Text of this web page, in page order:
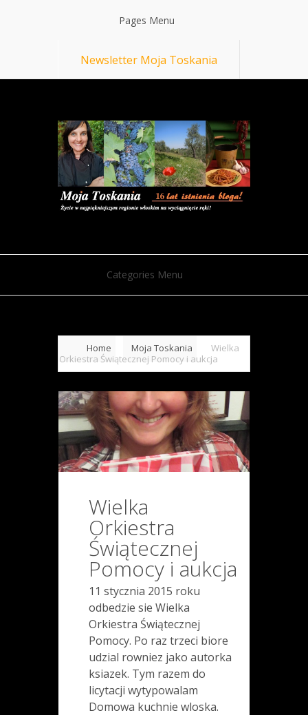
Pages Menu
Newsletter Moja Toskania
Categories Menu
Home Moja Toskania
Wielka
Orkiestra Świątecznej Pomocy i aukcja
Wielka
Orkiestra
Świątecznej
Pomocy i aukcja
11 stycznia 2015 roku
odbedzie sie Wielka
Orkiestra Świątecznej
Pomocy. Po raz trzeci biore
udzial rowniez jako autorka
ksiazek. Tym razem do
licytacji wytypowalam
Domowa kuchnie wloska.